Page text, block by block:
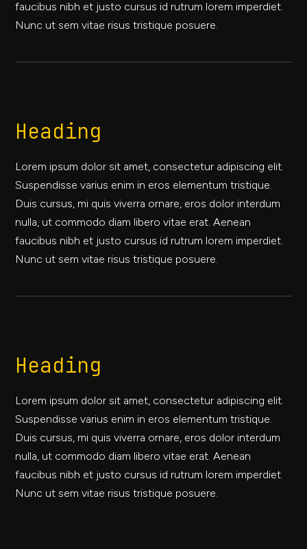
faucibus nibh et justo cursus id rutrum lorem imperdiet.
Nunc ut sem vitae risus tristique posuere.
Heading
Lorem ipsum dolor sit amet, consectetur adipiscing elit.
Suspendisse varius enim in eros elementum tristique.
Duis cursus, mi quis viverra ornare, eros dolor interdum
nulla, ut commodo diam libero vitae erat. Aenean
faucibus nibh et justo cursus id rutrum lorem imperdiet.
Nunc ut sem vitae risus tristique posuere.
Heading
Lorem ipsum dolor sit amet, consectetur adipiscing elit.
Suspendisse varius enim in eros elementum tristique.
Duis cursus, mi quis viverra ornare, eros dolor interdum
nulla, ut commodo diam libero vitae erat. Aenean
faucibus nibh et justo cursus id rutrum lorem imperdiet.
Nunc ut sem vitae risus tristique posuere.